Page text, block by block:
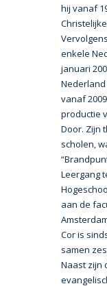
hij vanaf
enkele
januari
vanaf
productie
Door. Zijn
scholen,
Leergang
aan de
Cor is
samen
Naast zijn